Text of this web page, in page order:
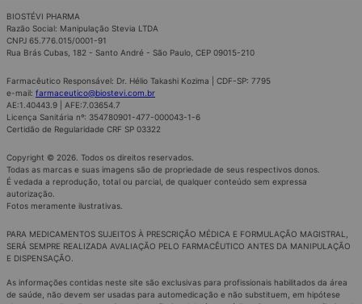
BIOSTÉVI PHARMA
Razão Social: Manipulação Stevia LTDA
CNPJ 65.776.015/0001-91
Rua Brás Cubas, 182 - Santo André - São Paulo, CEP 09015-210
Farmacêutico Responsável: Dr. Hélio Takashi Kozima | CDF-SP: 7795
e-mail: farmaceutico@biostevi.com.br
AE:1.40443.9 | AFE:7.03654.7
Licença Sanitária nº: 354780901-477-000043-1-6
Certidão de Regularidade CRF SP 03322
Copyright © 2026. Todos os direitos reservados.
Todas as marcas e suas imagens são de propriedade de seus respectivos donos.
É vedada a reprodução, total ou parcial, de qualquer conteúdo sem expressa
autorização.
Fotos meramente ilustrativas.
PARA MEDICAMENTOS SUJEITOS À PRESCRIÇÃO MÉDICA E FORMULAÇÃO MAGISTRAL,
SERÁ SEMPRE REALIZADA AVALIAÇÃO PELO FARMACÊUTICO ANTES DA MANIPULAÇÃO
E DISPENSAÇÃO.
As informações contidas neste site são exclusivas para profissionais habilitados da área
de saúde, não devem ser usadas para automedicação e não substituem, em hipótese